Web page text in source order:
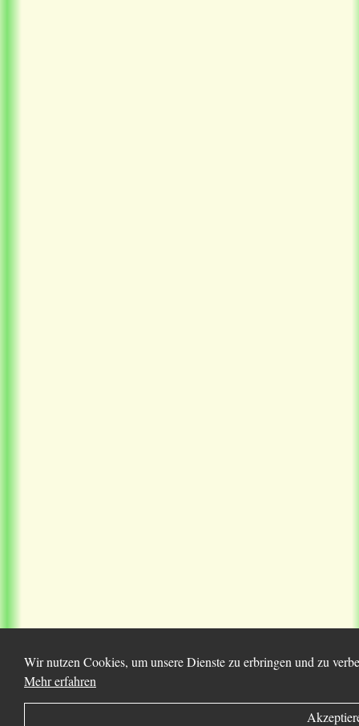
Wir nutzen Cookies, um unsere Dienste zu erbringen und zu
Mehr erfahren